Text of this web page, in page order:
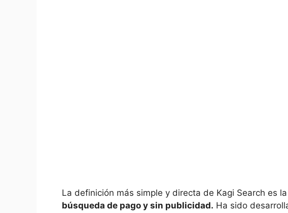
La definición más simple y directa de Kagi Search es
búsqueda de pago y sin publicidad. Ha sido